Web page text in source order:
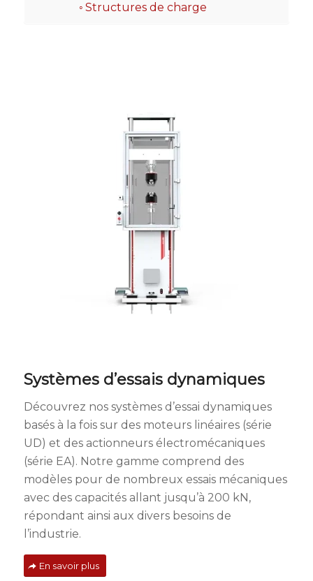
Structures de charge
Systèmes d’essais dynamiques
Découvrez nos systèmes d’essai dynamiques
basés à la fois sur des moteurs linéaires (série
UD) et des actionneurs électromécaniques
(série EA). Notre gamme comprend des
modèles pour de nombreux essais mécaniques
avec des capacités allant jusqu’à 200 kN,
répondant ainsi aux divers besoins de
l’industrie.
En savoir plus